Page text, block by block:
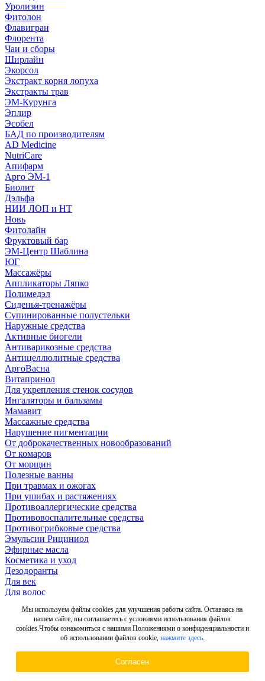
Уролизин
Фитолон
Флавигран
Флорента
Чаи и сборы
Ширлайн
Экорсол
Экстракт корня лопуха
Экстракты трав
ЭМ-Курунга
Эплир
Эсобел
БАД по производителям
AD Medicine
NutriCare
Апифарм
Арго ЭМ-1
Биолит
Дэльфа
НИИ ЛОП и НТ
Новь
Фитолайн
Фруктовый бар
ЭМ-Центр Шаблина
ЮГ
Массажёры
Аппликаторы Ляпко
Полимедэл
Сиденья-тренажёры
Супинированные полустельки
Наружные средства
Активные биогели
Антиварикозные средства
Антицеллюлитные средства
АргоВасна
Витапринол
Для укрепления стенок сосудов
Ингаляторы и бальзамы
Мамавит
Массажные средства
Нарушение пигментации
От доброкачественных новообразований
От комаров
От морщин
Полезные ванны
При травмах и ожогах
При ушибах и растяжениях
Противоаллергические средства
Противовоспалительные средства
Противогрибковые средства
Эмульсии Рициниол
Эфирные масла
Косметика и уход
Дезодоранты
Для век
Для волос
Для интимных зон
Для лица, шеи и декольте
Для рук
Мы используем файлы cookies для улучшения работы сайта. Оставаясь на
нашем сайте, вы соглашаетесь с условиями использования файлов
cookies.Чтобы ознакомиться с нашими Положениями о конфиденциальности и
об использовании файлов cookie, нажмите здесь.
Согласен